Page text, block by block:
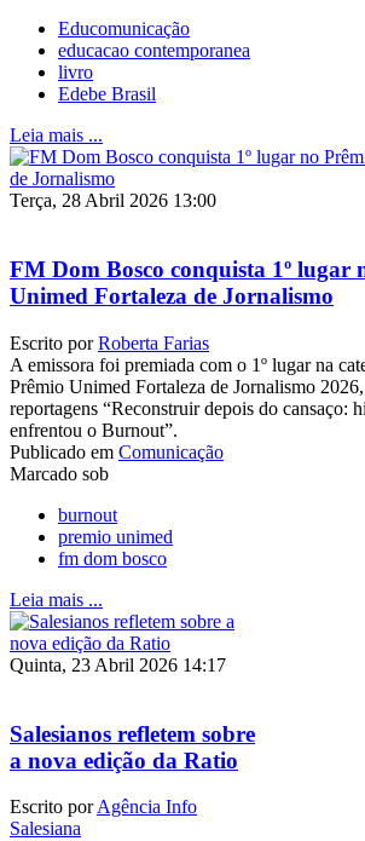
Educomunicação
educacao contemporanea
livro
Edebe Brasil
Leia mais ...
Terça, 28 Abril 2026 13:00
FM Dom Bosco conquista 1º lugar
Unimed Fortaleza de Jornalismo
Escrito porRoberta Farias
A emissora foi premiada com o 1º lugar na
Prêmio Unimed Fortaleza de Jornalismo
reportagens “Reconstruir depois do cansaço:
enfrentou o Burnout”.
Publicado em Comunicação
Marcado sob
burnout
premio unimed
fm dom bosco
Leia mais ...
Quinta, 23 Abril 2026 14:17
Salesianos refletem sobre
a nova edição da Ratio
Escrito porAgência Info
Salesiana